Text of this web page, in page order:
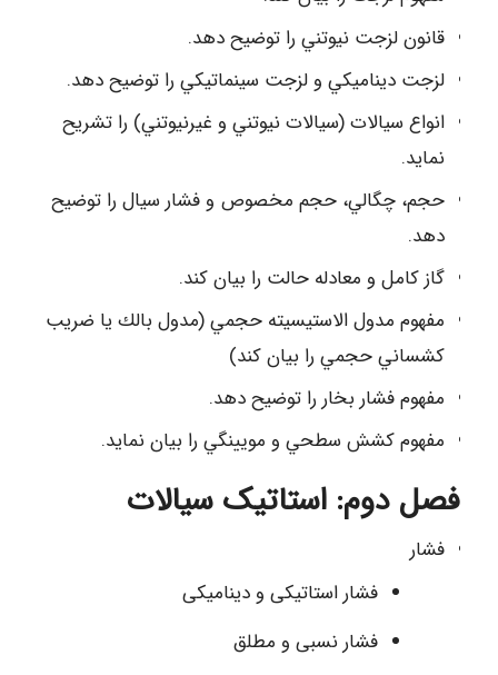
قانون لزجت نيوتني را توضيح دهد.
لزجت ديناميكي و لزجت سينماتيكي را توضيح دهد.
انواع سيالات (سيالات نيوتني و غيرنيوتني) را تشريح
نمايد.
حجم، چگالي، حجم مخصوص و فشار سيال را توضيح
دهد.
گاز كامل و معادله حالت را بيان كند.
مفهوم مدول الاستيسيته حجمي (مدول بالك يا ضريب
كشساني حجمي را بيان كند)
مفهوم فشار بخار را توضيح دهد.
مفهوم كشش سطحي و مويينگي را بيان نمايد.
فصل دوم: استاتیک سیالات
فشار
فشار استاتیکی و دینامیکی
فشار نسبی و مطلق